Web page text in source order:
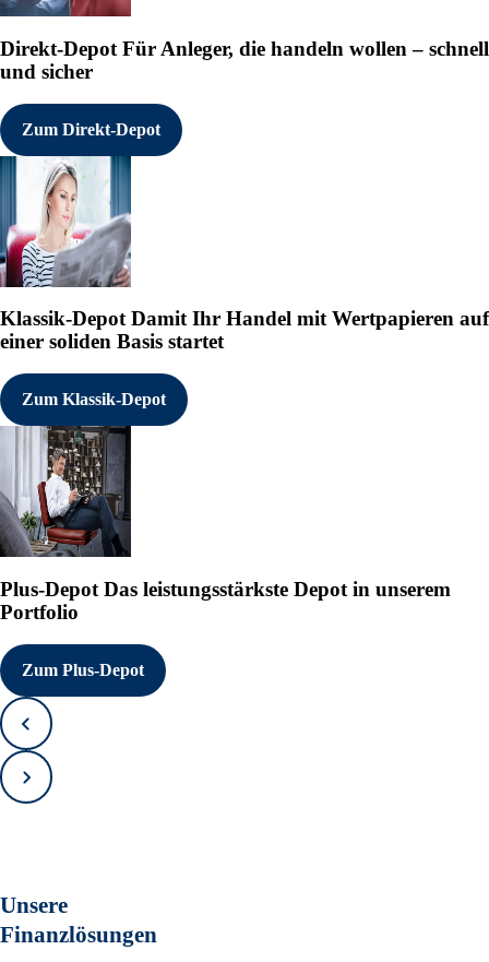
Direkt-Depot Für Anleger, die handeln wollen – schnell
und sicher
Zum Direkt-Depot
Klassik-DepotDamit Ihr Handel mit Wertpapieren auf
einer soliden Basis startet
Zum Klassik-Depot
Plus-Depot Das leistungsstärkste Depot in unserem
Portfolio
Zum Plus-Depot
Zurück
Vorwärts
Unsere
Finanzlösungen